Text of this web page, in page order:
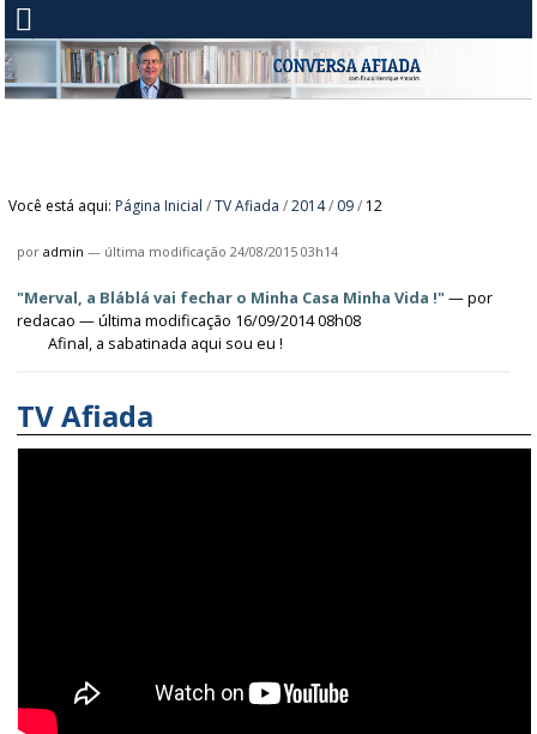
Você está aqui: Página Inicial /TV Afiada /2014/ 09 / 12
poradmin — última modificação 24/08/2015 03h14
"Merval, a Bláblá vai fechar o Minha Casa Minha Vida !"—por
redacao — última modificação 16/09/2014 08h08
Afinal, a sabatinada aqui sou eu !
TV Afiada